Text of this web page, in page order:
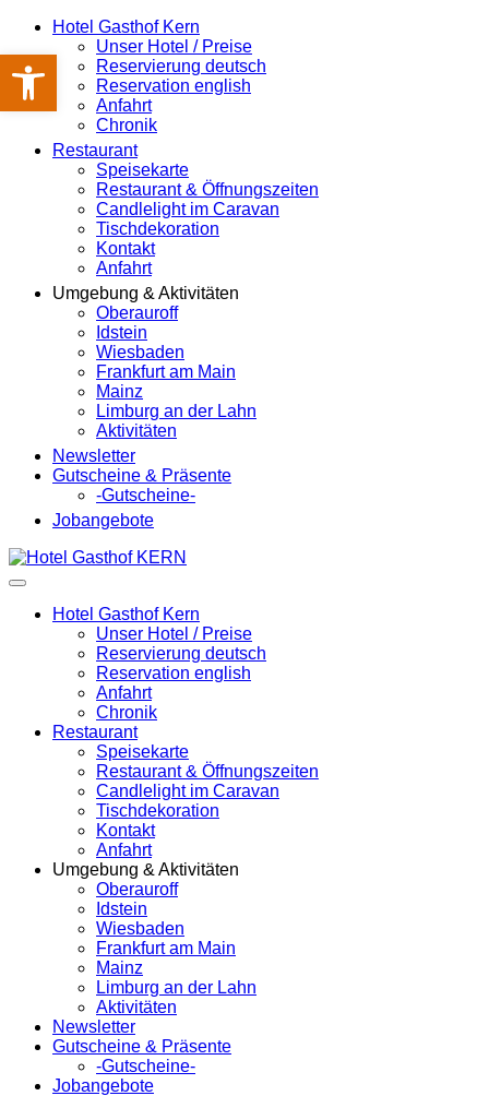
Hotel Gasthof Kern
Unser Hotel / Preise
Reservierung deutsch
Reservation english
Anfahrt
Chronik
Restaurant
Speisekarte
Restaurant & Öffnungszeiten
Candlelight im Caravan
Tischdekoration
Kontakt
Anfahrt
Umgebung & Aktivitäten
Oberauroff
Idstein
Wiesbaden
Frankfurt am Main
Mainz
Limburg an der Lahn
Aktivitäten
Newsletter
Gutscheine & Präsente
-Gutscheine-
Jobangebote
Hotel Gasthof Kern
Unser Hotel / Preise
Reservierung deutsch
Reservation english
Anfahrt
Chronik
Restaurant
Speisekarte
Restaurant & Öffnungszeiten
Candlelight im Caravan
Tischdekoration
Kontakt
Anfahrt
Umgebung & Aktivitäten
Oberauroff
Idstein
Wiesbaden
Frankfurt am Main
Mainz
Limburg an der Lahn
Aktivitäten
Newsletter
Gutscheine & Präsente
-Gutscheine-
Jobangebote
Werkzeugleiste öffnen